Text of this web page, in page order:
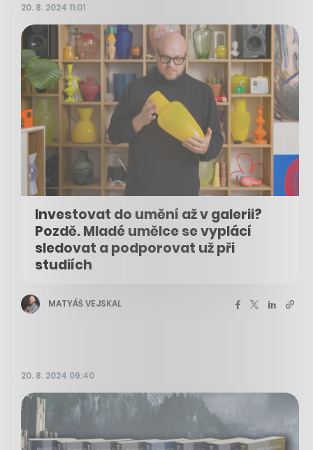
20. 8. 2024 11:01
Investovat do umění až v galerii?
Pozdě. Mladé umělce se vyplácí
sledovat a podporovat už při
studiích
MATYÁŠ VEJSKAL
20. 8. 2024 09:40